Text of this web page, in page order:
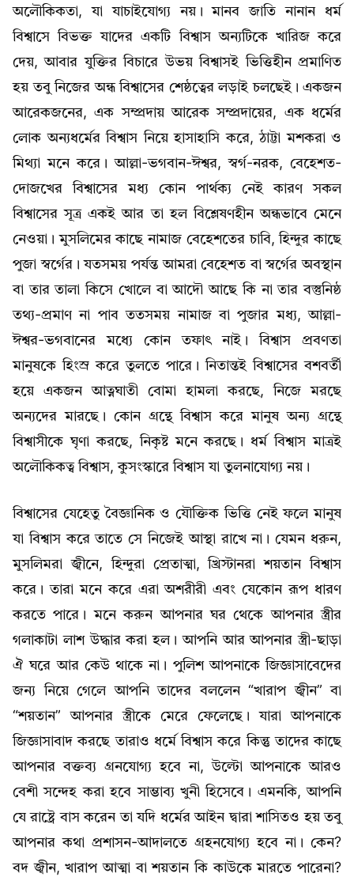
অলৌকিকতা, যা যাচাইযোগ্য নয়। মানব জাতি নানান ধর্ম
বিশ্বাসে বিভক্ত যাদের একটি বিশ্বাস অন্যটিকে খারিজ করে
দেয়, আবার যুক্তির বিচারে উভয় বিশ্বাসই ভিত্তিহীন প্রমাণিত
হয় তবু নিজের অন্ধ বিশ্বাসের শেষ্ঠত্বের লড়াই চলছেই। একজন
আরেকজনের, এক সম্প্রদায় আরেক সম্প্রদায়ের, এক ধর্মের
লোক অন্যধর্মের বিশ্বাস নিয়ে হাসাহাসি করে, ঠাট্টা মশকরা ও
মিথ্যা মনে করে। আল্লা-ভগবান-ঈশ্বর, স্বর্গ-নরক, বেহেশত-
দোজখের বিশ্বাসের মধ্য কোন পার্থক্য নেই কারণ সকল
বিশ্বাসের সূত্র একই আর তা হল বিশ্লেষণহীন অন্ধভাবে মেনে
নেওয়া। মুসলিমের কাছে নামাজ বেহেশতের চাবি, হিন্দুর কাছে
পুজা স্বর্গের। যতসময় পর্যন্ত আমরা বেহেশত বা স্বর্গের অবস্থান
বা তার তালা কিসে খোলে বা আদৌ আছে কি না তার বস্তুনিষ্ঠ
তথ্য-প্রমাণ না পাব ততসময় নামাজ বা পুজার মধ্য, আল্লা-
ঈশ্বর-ভগবানের মধ্যে কোন তফাৎ নাই। বিশ্বাস প্রবণতা
মানুষকে হিংস্র করে তুলতে পারে। নিতান্তই বিশ্বাসের বশবর্তী
হয়ে একজন আত্নঘাতী বোমা হামলা করছে, নিজে মরছে
অন্যদের মারছে। কোন গ্রন্থে বিশ্বাস করে মানুষ অন্য গ্রন্থে
বিশ্বাসীকে ঘৃণা করছে, নিকৃষ্ট মনে করছে। ধর্ম বিশ্বাস মাত্রই
অলৌকিকত্ব বিশ্বাস, কুসংস্কারে বিশ্বাস যা তুলনাযোগ্য নয়।
বিশ্বাসের যেহেতু বৈজ্ঞানিক ও যৌক্তিক ভিত্তি নেই ফলে মানুষ
যা বিশ্বাস করে তাতে সে নিজেই আস্থা রাখে না। যেমন ধরুন,
মুসলিমরা জ্বীনে, হিন্দুরা প্রেতাত্মা, খ্রিস্টানরা শয়তান বিশ্বাস
করে। তারা মনে করে এরা অশরীরী এবং যেকোন রূপ ধারণ
করতে পারে। মনে করুন আপনার ঘর থেকে আপনার স্ত্রীর
গলাকাটা লাশ উদ্ধার করা হল। আপনি আর আপনার স্ত্রী-ছাড়া
ঐ ঘরে আর কেউ থাকে না। পুলিশ আপনাকে জিজ্ঞাসাবেদের
জন্য নিয়ে গেলে আপনি তাদের বললেন “খারাপ জ্বীন” বা
“শয়তান” আপনার স্ত্রীকে মেরে ফেলেছে। যারা আপনাকে
জিজ্ঞাসাবাদ করছে তারাও ধর্মে বিশ্বাস করে কিন্তু তাদের কাছে
আপনার বক্তব্য গ্রনযোগ্য হবে না, উল্টো আপনাকে আরও
বেশী সন্দেহ করা হবে সাম্ভাব্য খুনী হিসেবে। এমনকি, আপনি
যে রাষ্ট্রে বাস করেন তা যদি ধর্মের আইন দ্বারা শাসিতও হয় তবু
আপনার কথা প্রশাসন-আদালতে গ্রহনযোগ্য হবে না। কেন?
বদ জ্বীন, খারাপ আত্মা বা শয়তান কি কাউকে মারতে পারেনা?